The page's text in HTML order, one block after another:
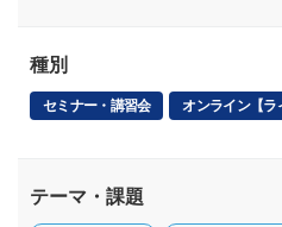
種別
セミナー・講習会 オンライン【ラ
テーマ・課題